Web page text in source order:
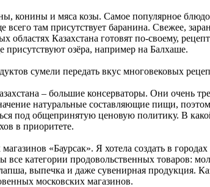
конины и мяса козы. Самое популярное
там присутствует баранина. Свежее,
Казахстана готовят по-своему,
присутствуют озёра, например на Балхаше.
сумели передать вкус многовековых
– большие консерваторы. Они очень
натуральные составляющие пищи,
под общепринятую ценовую политику. В
в приоритете.
«Баурсак». Я хотела создать в
все категории продовольственных товаров:
выпечка и даже сувенирная продукция.
московских магазинов.